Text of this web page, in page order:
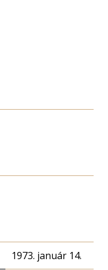
1973. január 14.